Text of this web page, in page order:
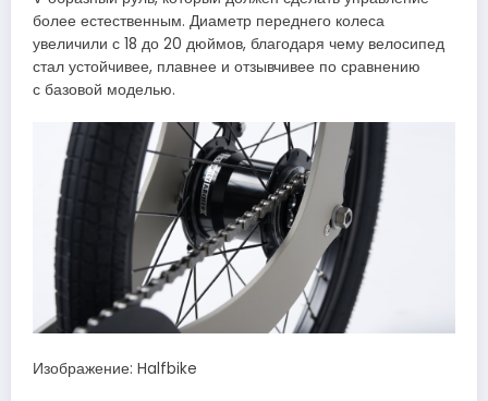
более естественным. Диаметр переднего колеса
увеличили с 18 до 20 дюймов, благодаря чему велосипед
стал устойчивее, плавнее и отзывчивее по сравнению
с базовой моделью.
Изображение: Halfbike